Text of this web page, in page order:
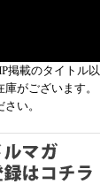
掲載のタイトル以
がございます。
い。